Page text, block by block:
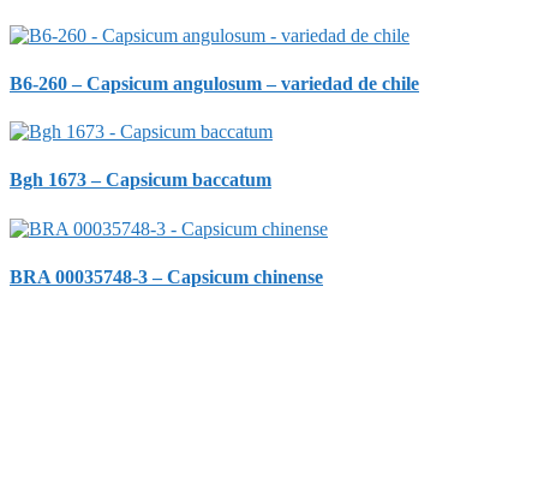
B6-260 – Capsicum angulosum – variedad de chile
Bgh 1673 – Capsicum baccatum
BRA 00035748-3 – Capsicum chinense